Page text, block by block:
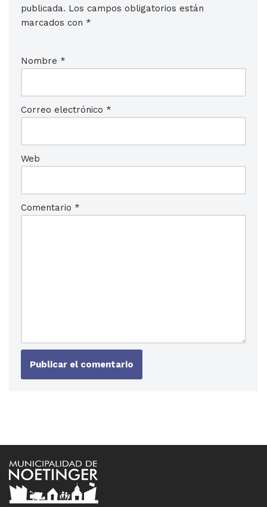
publicada. Los campos obligatorios están
marcados con *
Nombre *
Correo electrónico *
Web
Comentario *